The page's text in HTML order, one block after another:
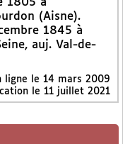
(Aisne).
1845 à
auj. Val-de-
ligne le14 mars 2009
le 11 juillet 2021